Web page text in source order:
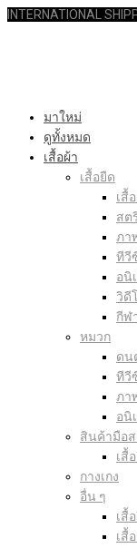
INTERNATIONAL
มาใหม่
ดูทั้งหมด
เสื้อผ้า
เสื้อยืด
เสื้
สต
ภา
ทีวี
อนิ
วิดี
กีฬ
หมวก
ดน
ทีวี
ภา
อนิ
สินค้ามือส
เสื้
กางเกง
อื่น ๆ
เสื้
เสื้